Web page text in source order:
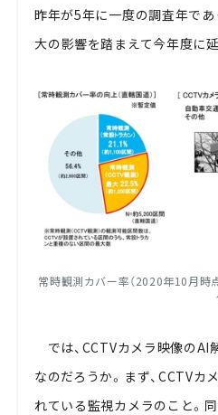
昨年が5年に一度の調査年で
大の影響を踏まえて今年度に
常時観測カバー率（2020年10月時
では、CCTVカメラ映像のAI
なのだろうか。まず、CCTVカ
れている監視カメラのこと。